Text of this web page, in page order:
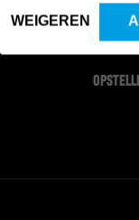
WEIGEREN